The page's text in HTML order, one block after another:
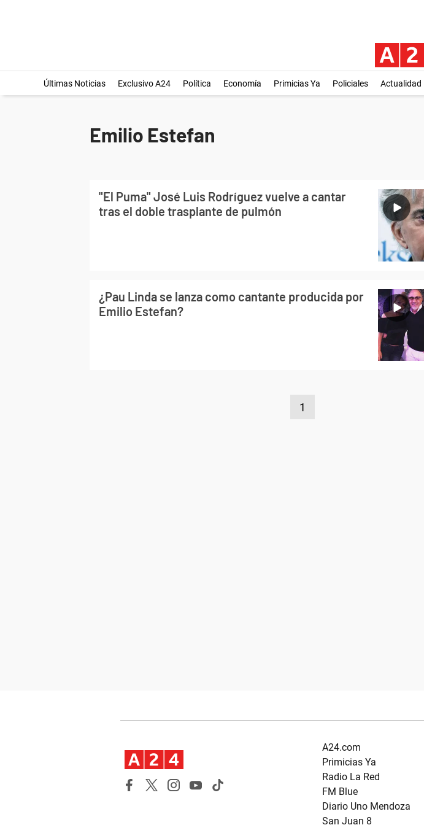
Últimas Noticias Exclusivo A24 Política Economía Primicias Ya Policiales Actualidad
Emilio Estefan
"El Puma" José Luis Rodríguez vuelve a cantar
tras el doble trasplante de pulmón
¿Pau Linda se lanza como cantante producida por
Emilio Estefan?
1
A24.com
Primicias Ya
Radio La Red
FM Blue
Diario Uno Mendoza
San Juan 8